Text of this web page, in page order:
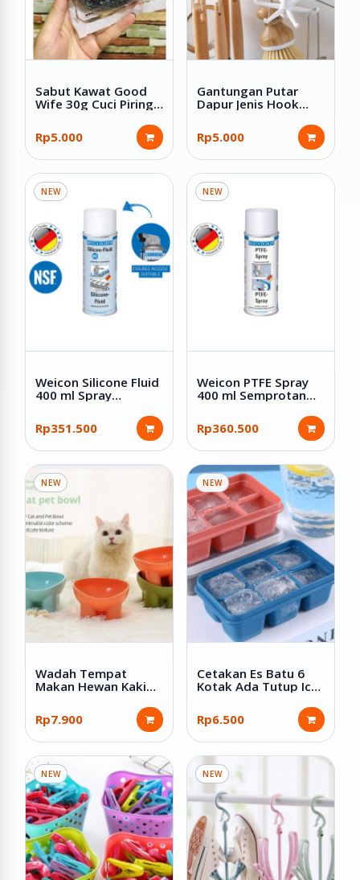
Sabut Kawat Good
Wife 30g Cuci Piring
Stainless Anti Karat
Rp5.000
Gantungan Putar
Dapur Jenis Hook
Rp5.000
NEW
Weicon Silicone Fluid
400 ml Spray
Silikon Food Grade
NSF H1
Rp351.500
NEW
Weicon PTFE Spray
400 ml Semprotan
Lengket Tahan Panas
Anti Gesek
Rp360.500
NEW
Wadah Tempat
Makan Hewan Kaki
Rp7.900
NEW
Cetakan Es Batu 6
Kotak Ada Tutup Ice
Rp6.500
NEW NEW